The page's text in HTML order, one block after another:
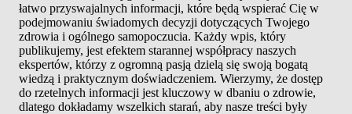
łatwo przyswajalnych informacji, które będą wspierać Cię w
podejmowaniu świadomych decyzji dotyczących Twojego
zdrowia i ogólnego samopoczucia. Każdy wpis, który
publikujemy, jest efektem starannej współpracy naszych
ekspertów, którzy z ogromną pasją dzielą się swoją bogatą
wiedzą i praktycznym doświadczeniem. Wierzymy, że dostęp
do rzetelnych informacji jest kluczowy w dbaniu o zdrowie,
dlatego dokładamy wszelkich starań, aby nasze treści były